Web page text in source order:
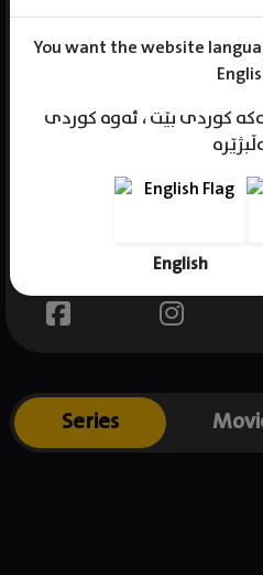
You want the website
کوردی بێت ، ئەوە کوردی
English
Gender : female
Place of birth : Japan
Series